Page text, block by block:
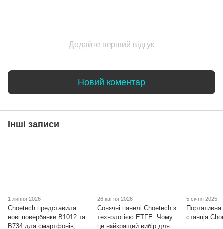
Додайте перший відгук
Новий коментар
Інші записи
1 липня 2026
Choetech представила
нові повербанки B1012 та
B734 для смартфонів,
26 квітня 2026
Сонячні панелі Choetech з
технологією ETFE: Чому
це найкращий вибір для
5 січня 2025
станція